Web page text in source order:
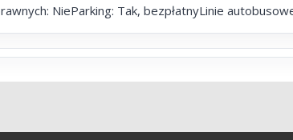
NieParking: Tak, bezpłatnyLinie